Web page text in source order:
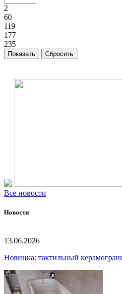
2
60
119
177
235
Все новости
Новости
13.06.2026
Новинка: тактильный